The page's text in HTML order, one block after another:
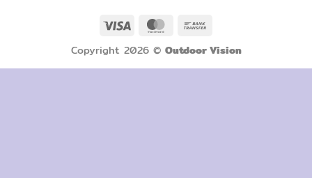
Visa MasterCard
Copyright 2026 © Outdoor Vision